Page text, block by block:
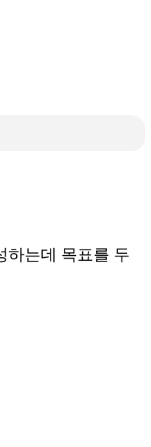
하는데 목표를 두